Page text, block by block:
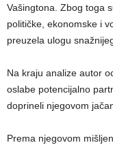
Vašingtona. Zbog toga
političke, ekonomske i
preuzela ulogu
Na kraju analize autor
oslabe potencijalno
doprineli njegovom
Prema njegovom